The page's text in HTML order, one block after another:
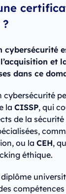
cybersécurité
et
dans ce
cybersécurité
la CISSP, qui
de la
ou la CEH,
éthique.
compétences